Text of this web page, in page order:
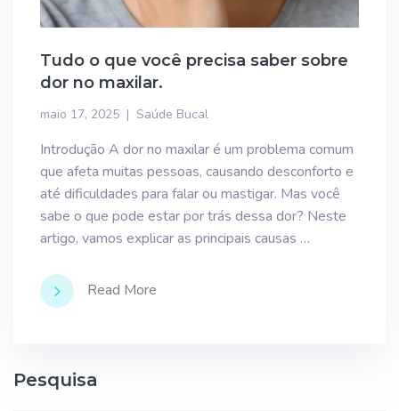
Tudo o que você precisa saber sobre
dor no maxilar.
maio 17, 2025 Saúde Bucal
Introdução A dor no maxilar é um problema comum
que afeta muitas pessoas, causando desconforto e
até dificuldades para falar ou mastigar. Mas você
sabe o que pode estar por trás dessa dor? Neste
artigo, vamos explicar as principais causas …
Read More
Pesquisa